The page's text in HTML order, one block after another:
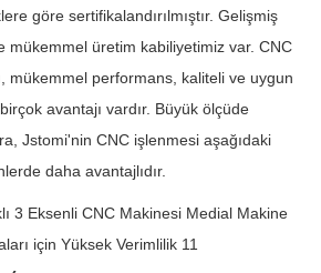
göre sertifikalandırılmıştır. Gelişmiş
mükemmel üretim kabiliyetimiz var. CNC
mükemmel performans, kaliteli ve uygun
avantajı vardır. Büyük ölçüde
Jstomi'nin CNC işlenmesi aşağıdaki
daha avantajlıdır.